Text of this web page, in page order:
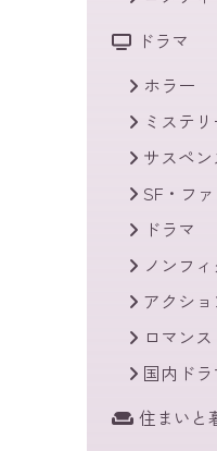
ドラマ
ホラー
ミステ
サスペン
SF・フ
ドラマ
ノンフ
アクショ
ロマンス
国内ドラ
住まいと